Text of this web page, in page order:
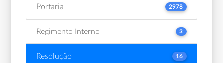
Portaria 2978
Regimento Interno 3
Resolução 16